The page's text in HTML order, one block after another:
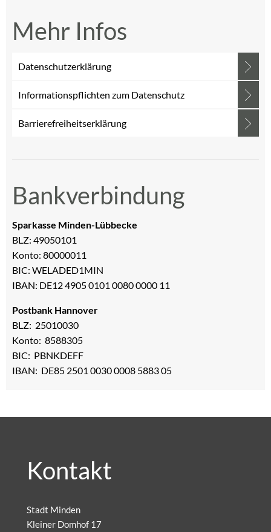
Mehr Infos
Datenschutzerklärung
Informationspflichten zum Datenschutz
Barrierefreiheitserklärung
Bankverbindung
Sparkasse Minden-Lübbecke
BLZ: 49050101
Konto: 80000011
BIC: WELADED1MIN
IBAN: DE12 4905 0101 0080 0000 11
Postbank Hannover
BLZ: 25010030
Konto: 8588305
BIC: PBNKDEFF
IBAN: DE85 2501 0030 0008 5883 05
Kontakt
Stadt Minden
Kleiner Domhof 17